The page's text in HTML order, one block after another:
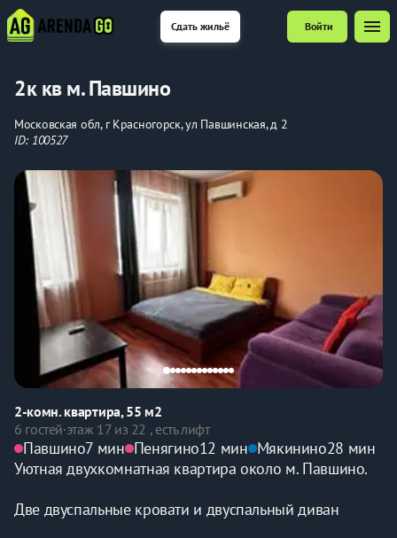
Сдать жильё Войти menu
2к кв м. Павшино
Московская обл, г Красногорск, ул Павшинская, д 2
ID: 100527
2-комн. квартира, 55 м2
6 гостей·этаж 17 из 22 , есть лифт
Павшино7 мин Пенягино12 мин Мякинино28 мин
Уютная двухкомнатная квартира около м. Павшино.
Две двуспальные кровати и двуспальный диван